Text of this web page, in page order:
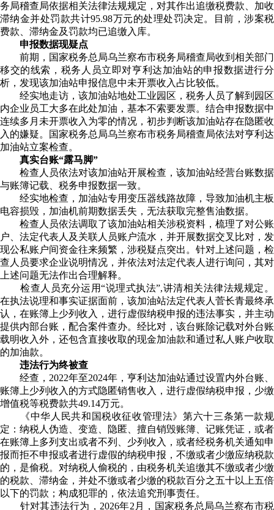
务局稽查局依据相关法律法规规定， 对其作出追缴税费款、加收
滞纳金并处罚款共计95.98万元的处理处罚决定。目前，涉案税
费款 、滞纳金及罚款均已追缴入库。
申报数据现疑点
前期，国家税务总局乌兰察布市税务局稽查局收到 相关部门
移交的线索， 税务人员立即对亨利达加油站的申报数据进行分
析 ， 发现该加油站申报信息中未开票收入占比较低。
经实地走访 ， 该加油站地处工业园区 ，税务 人员了解到 园区
内企业员工大多在此处加油，基本不索要发票。 结合申报数据中
连续多月未开票收入为零的情况 ，初步判断该加油站存在隐匿收
入的嫌疑。
国家税务总局乌兰察布市税务局稽查局依法对亨利达
加油站立案检查。
真实台账“露马脚”
检查人员依法对该加油站开展检查，该加油站经营台账数据
与账簿记载、税务申报数据一致。
经实地检查 ， 加油站专用变压器线路故障 ，导致加油机主板
电容损毁，加油机前期数据丢失，无法获取完整售油数据。
检查人员依法调取了该加油站相关涉税资料，梳理了对公账
户、法定代表人及关联人员账户流水，并开展数据交叉比对，发
现公私账户间资金往来频繁，涉税疑点突出。针对上述问题，检
查人员要求企业说明情况，并依法对法定代表人进行询问，其对
上述问题无法作出合理解释。
检查人员充分运用“说理式执法”,讲清相关法律法规规定。
在执法说理和事实证据面前，该加油站法定代表人菅长青最终承
认，在账簿上少列收入，进行虚假纳税申报的违法事实，并主动
提供内部台账，配合案件查办。经比对，该台账除记载对外台账
载明收入外 ，还包含直接收取的现金加油款和通过私人账户收取
的加油款。
违法行为终被查
经查，2022年至2024年，亨利 达加油站通过设置内外台账、
账簿上少列收入的方式隐匿销售收入 ， 进行虚假纳税申报 ， 少缴
增值税等税费款共49.14万元。
《中华人民共和国税收征收管理法》第六十三条第一款规
定：纳税人伪造、变造、隐匿、擅自销毁账簿、记账凭证，或者
在账簿上多列支出或者不列、少列收入，或者经税务机关通知申
报而拒不申报或者进行虚假的纳税申报，不缴或者少缴应纳税款
的，是偷税。对纳税人偷税的，由税务机关追缴其不缴或者少缴
的税款、滞纳金，并处不缴或者少缴的税款百分之五十以上五倍
以下的罚款；构成犯罪的，依法追究刑事责任。
针对其违法行为，2026年2月，国家税务总局乌兰察布市税